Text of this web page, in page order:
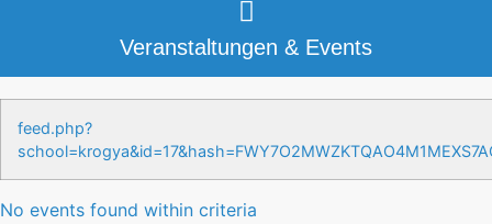
Veranstaltungen & Events
feed.php?
No events found within criteria